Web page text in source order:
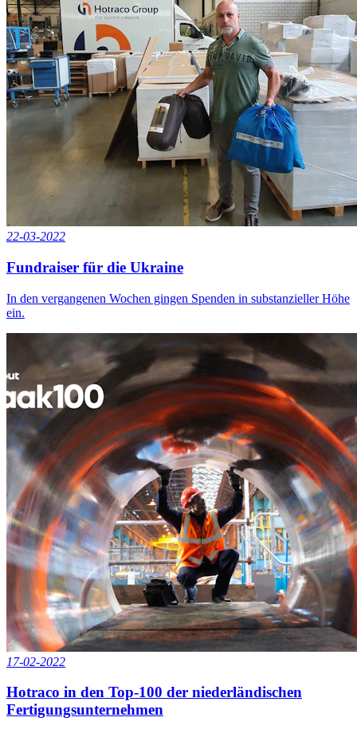
22-03-2022
Fundraiser für die Ukraine
In den vergangenen Wochen gingen Spenden in substanzieller Höhe
ein.
17-02-2022
Hotraco in den Top-100 der niederländischen
Fertigungsunternehmen